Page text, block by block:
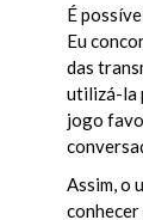
É
Eu
das
utilizá-la
jogo
Assim, o